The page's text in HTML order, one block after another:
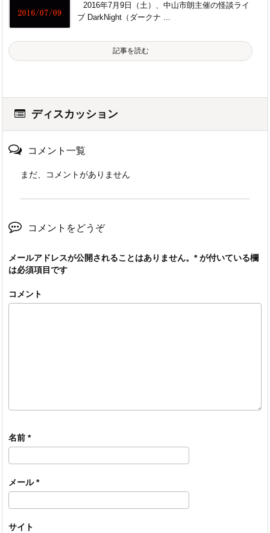
2016年7月9日（土）、中山市朗主催の怪談ライ
ブ DarkNight（ダークナ ...
記事を読む
ディスカッション
コメント一覧
まだ、コメントがありません
コメントをどうぞ
メールアドレスが公開されることはありません。 *が付いている欄
は必須項目です
コメント
名前 *
メール*
サイト